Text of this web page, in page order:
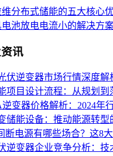
维分布式储能的五大核心
电池放电电流小的解决方
讯
伏逆变器市场行情深度
项目设计流程：从规划到
逆变器价格解析：2024年
储能设备：推动能源转型
断电源有哪些场合？这8
逆变器企业竞争分析：